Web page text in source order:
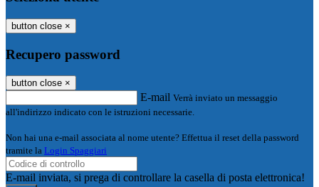
button close ×
Recupero password
button close ×
E-mail Verrà inviato un messaggio
all'indirizzo indicato con le istruzioni necessarie.
Non hai una e-mail associata al nome utente? Effettua il reset della password
tramite la Login Spaggiari
E-mail inviata, si prega di controllare la casella di posta elettronica!